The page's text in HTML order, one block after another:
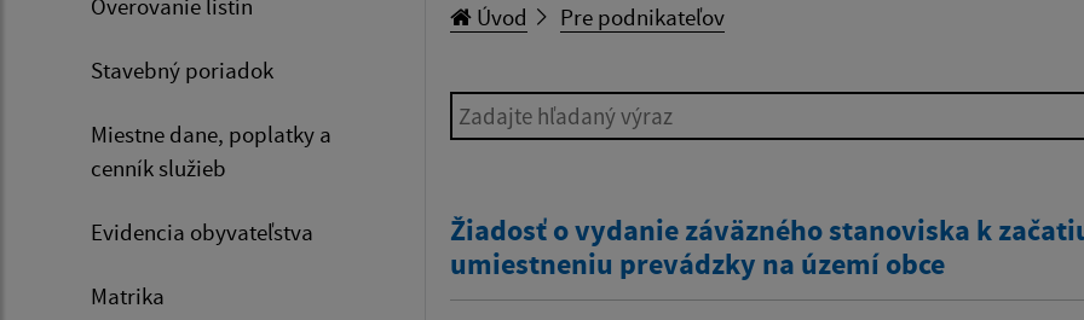
Stavebný poriadok
Miestne dane, poplatky a
cenník služieb
Evidencia obyvateľstva
Matrika
Úvod Pre podnikateľov
Zadajte hľadaný výraz
Žiadosť o vydanie záväzného stanoviska k
umiestneniu prevádzky na území obce